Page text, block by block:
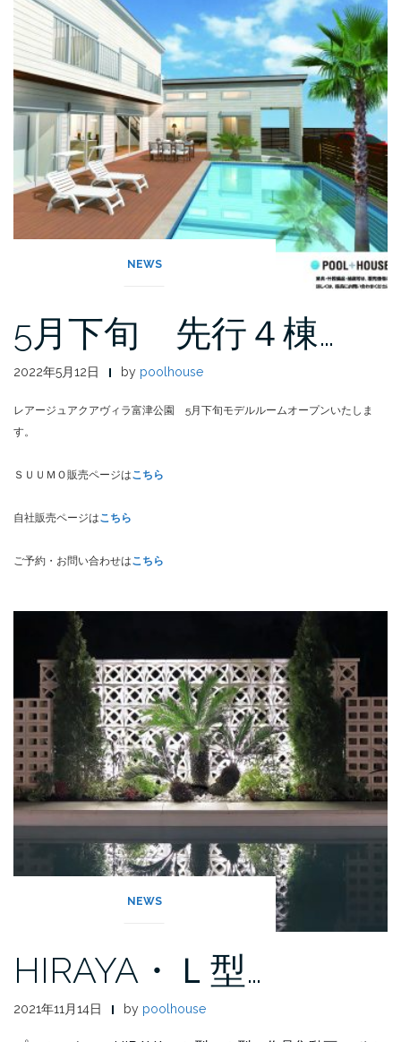
NEWS
5月下旬 先行４棟…
2022年5月12日 by poolhouse
レアージュアクアヴィラ富津公園 5月下旬モデルルームオープンいたしま
す。
ＳＵＵＭＯ販売ページはこちら
自社販売ページはこちら
ご予約・お問い合わせはこちら
NEWS
HIRAYA・Ｌ型…
2021年11月14日 by poolhouse